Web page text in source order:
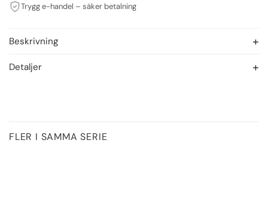
Trygg e-handel – säker betalning
Beskrivning
Detaljer
FLER I SAMMA SERIE